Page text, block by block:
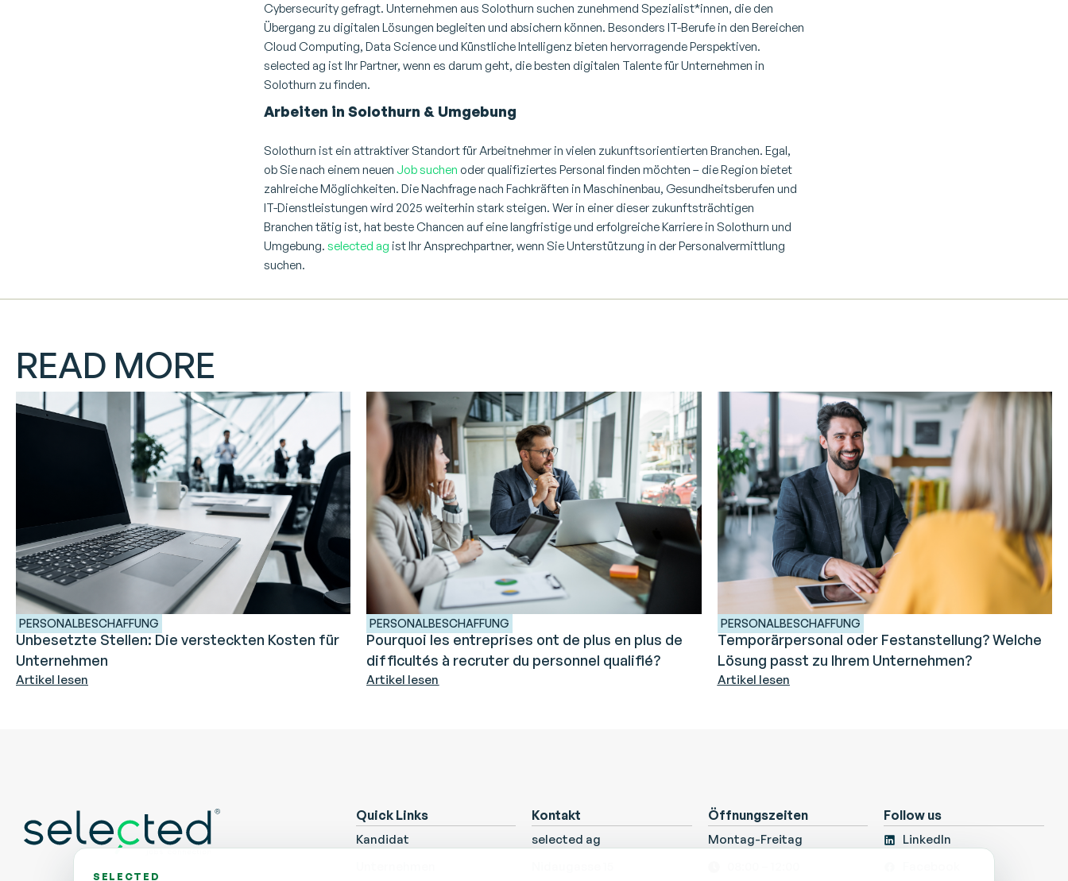
Cybersecurity gefragt. Unternehmen aus Solothurn suchen zunehmend Spezialist*innen, die den
Übergang zu digitalen Lösungen begleiten und absichern können. Besonders IT-Berufe in den Bereichen
Cloud Computing, Data Science und Künstliche Intelligenz bieten hervorragende Perspektiven.
selected ag ist Ihr Partner, wenn es darum geht, die besten digitalen Talente für Unternehmen in
Solothurn zu finden.
Arbeiten in Solothurn & Umgebung
Solothurn ist ein attraktiver Standort für Arbeitnehmer in vielen zukunftsorientierten Branchen. Egal,
ob Sie nach einem neuen Job suchen oder qualifiziertes Personal finden möchten – die Region bietet
zahlreiche Möglichkeiten. Die Nachfrage nach Fachkräften in Maschinenbau, Gesundheitsberufen und
IT-Dienstleistungen wird 2025 weiterhin stark steigen. Wer in einer dieser zukunftsträchtigen
Branchen tätig ist, hat beste Chancen auf eine langfristige und erfolgreiche Karriere in Solothurn und
Umgebung. selected ag ist Ihr Ansprechpartner, wenn Sie Unterstützung in der Personalvermittlung
suchen.
READ MORE
PERSONALBESCHAFFUNG
Unbesetzte Stellen: Die versteckten Kosten für
Unternehmen
Artikel lesen
PERSONALBESCHAFFUNG
Pourquoi les entreprises ont de plus en plus de
difficultés à recruter du personnel qualifié?
Artikel lesen
PERSONALBESCHAFFUNG
Temporärpersonal oder Festanstellung? Welche
Lösung passt zu Ihrem Unternehmen?
Artikel lesen
Quick Links
Kandidat
Kontakt
selected ag
Öffnungszeiten
Montag-Freitag
Follow us
LinkedIn
SELECTED